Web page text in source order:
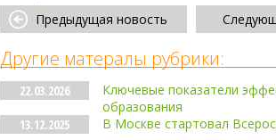
Предыдущая новость
Другие матералы рубрики:
22.03.2026
Ключевые показатели
образования
13.12.2025
В Москве стартовал